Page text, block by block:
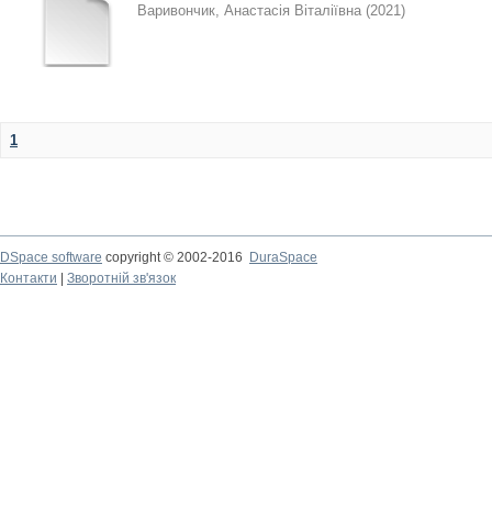
Варивончик, Анастасія Віталіївна (2021)
1
DSpace software copyright © 2002-2016
DuraSpace
Контакти
Зворотній зв'язок